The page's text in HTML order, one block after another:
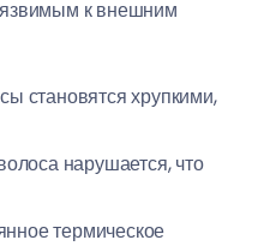
к внешним
становятся хрупкими,
нарушается, что
термическое